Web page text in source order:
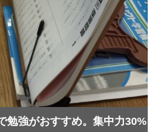
勉強がおすすめ。集中力30%